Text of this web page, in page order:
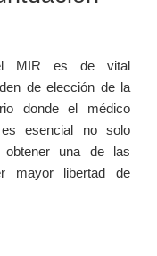
⁣MIR es de vital
de elección de ​la
donde el médico
esencial no solo
obtener una de‌ las
mayor libertad de